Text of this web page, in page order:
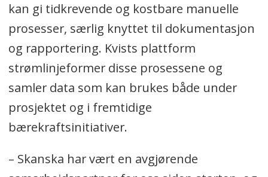
kan gi tidkrevende og kostbare manuelle
prosesser, særlig knyttet til dokumentasjon
og rapportering. Kvists plattform
strømlinjeformer disse prosessene og
samler data som kan brukes både under
prosjektet og i fremtidige
bærekraftsinitiativer.
– Skanska har vært en avgjørende